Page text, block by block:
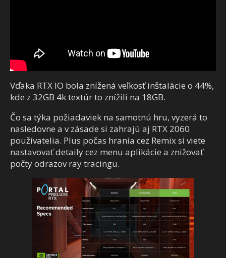
Vďaka RTX IO bola znížená veľkosť inštalácie o 44%,
kde z 32GB 4k textúr to znížili na 18GB.
Čo sa týka požiadaviek na samotnú hru, vyzerá to
nasledovne a v zásade si zahrajú aj RTX 2060
používatelia. Plus počas hrania cez Remix si viete
nastavovať detaily cez menu aplikácie a znižovať
počty odrazov ray tracingu.